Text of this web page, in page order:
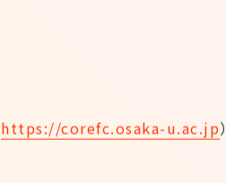
https://corefc.osaka-u.ac.jp）